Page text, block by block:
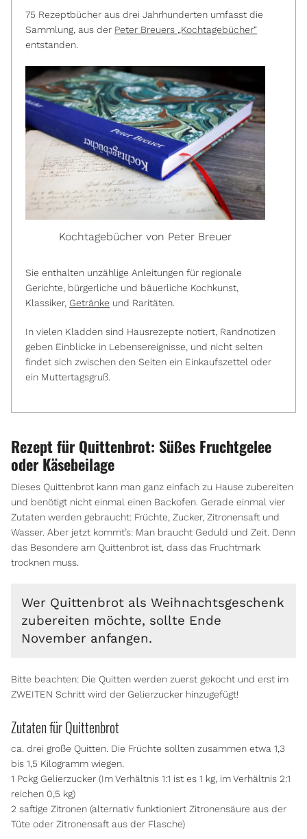
75 Rezeptbücher aus drei Jahrhunderten umfasst die
Sammlung, aus der Peter Breuers „Kochtagebücher“
entstanden.
Kochtagebücher von Peter Breuer
Sie enthalten unzählige Anleitungen für regionale
Gerichte, bürgerliche und bäuerliche Kochkunst,
Klassiker, Getränke und Raritäten.
In vielen Kladden sind Hausrezepte notiert, Randnotizen
geben Einblicke in Lebensereignisse, und nicht selten
findet sich zwischen den Seiten ein Einkaufszettel oder
ein Muttertagsgruß.
Rezept für Quittenbrot: Süßes Fruchtgelee
oder Käsebeilage
Dieses Quittenbrot kann man ganz einfach zu Hause zubereiten
und benötigt nicht einmal einen Backofen. Gerade einmal vier
Zutaten werden gebraucht: Früchte, Zucker, Zitronensaft und
Wasser. Aber jetzt kommt’s: Man braucht Geduld und Zeit. Denn
das Besondere am Quittenbrot ist, dass das Fruchtmark
trocknen muss.
Wer Quittenbrot als Weihnachtsgeschenk
zubereiten möchte, sollte Ende
November anfangen.
Bitte beachten: Die Quitten werden zuerst gekocht und erst im
ZWEITEN Schritt wird der Gelierzucker hinzugefügt!
Zutaten für Quittenbrot
ca. drei große Quitten. Die Früchte sollten zusammen etwa 1,3
bis 1,5 Kilogramm wiegen.
1 Pckg Gelierzucker (Im Verhältnis 1:1 ist es 1 kg, im Verhältnis 2:1
reichen 0,5 kg)
2 saftige Zitronen (alternativ funktioniert Zitronensäure aus der
Tüte oder Zitronensaft aus der Flasche)